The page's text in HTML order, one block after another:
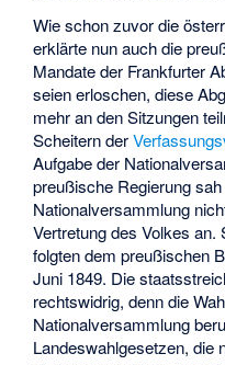
Wie schon zuvor die
erklärte nun auch die
Mandate der Frankfurter
seien erloschen, diese
mehr an den Sitzungen
Scheitern der
Aufgabe der
preußische Regierung
Nationalversammlung
Vertretung des Volkes
folgten dem preußischen
Juni 1849. Die
rechtswidrig, denn die
Nationalversammlung
Landeswahlgesetzen, die